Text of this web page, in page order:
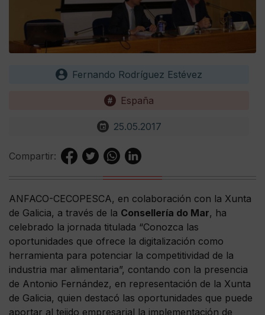
Fernando Rodríguez Estévez
España
25.05.2017
Compartir:
ANFACO-CECOPESCA, en colaboración con la Xunta
de Galicia, a través de la Consellería do Mar, ha
celebrado la jornada titulada “Conozca las
oportunidades que ofrece la digitalización como
herramienta para potenciar la competitividad de la
industria mar alimentaria”, contando con la presencia
de Antonio Fernández, en representación de la Xunta
de Galicia, quien destacó las oportunidades que puede
aportar al tejido empresarial la implementación de